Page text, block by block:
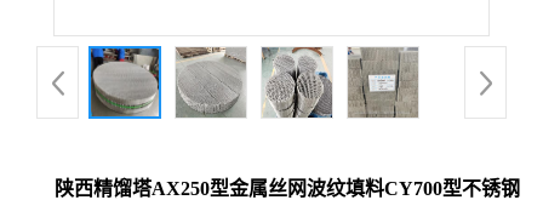
陕西精馏塔AX250型金属丝网波纹填料CY700型不锈钢